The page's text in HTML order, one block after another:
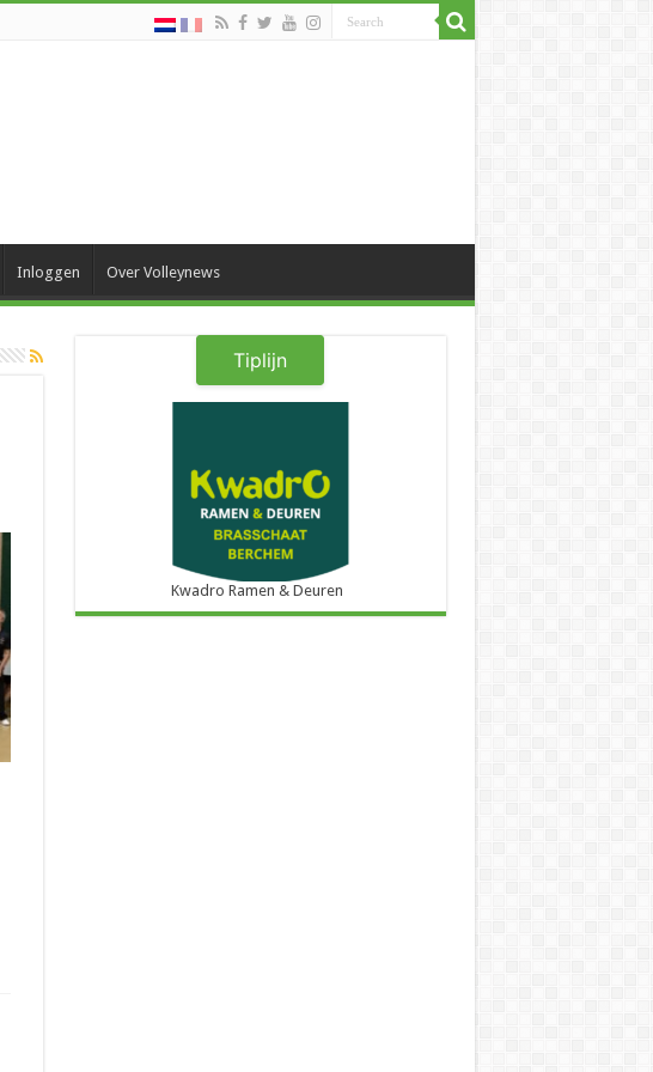
Inloggen Over Volleynews
Tiplijn
Kwadro Ramen & Deuren